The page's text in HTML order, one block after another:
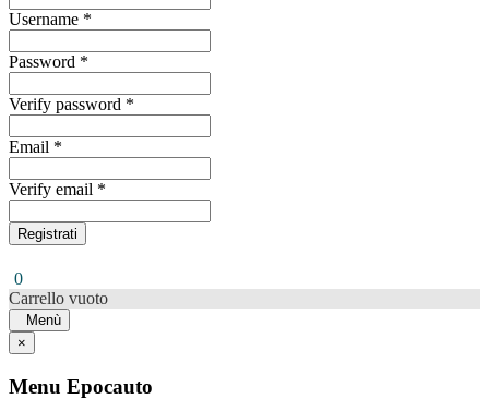
Username *
Password *
Verify password *
Email *
Verify email *
Registrati
0
Carrello vuoto
Menù
×
Menu Epocauto